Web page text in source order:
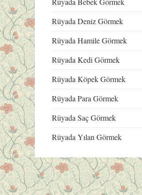
Rüyada Deniz Görmek
Rüyada Hamile Görmek
Rüyada Kedi Görmek
Rüyada Köpek Görmek
Rüyada Para Görmek
Rüyada Saç Görmek
Rüyada Yılan Görmek